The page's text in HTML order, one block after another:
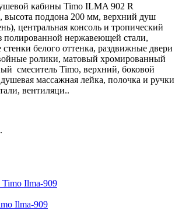
кабины Timo ILMA 902 R
высота поддона 200 мм, верхний душ
центральная консоль и тропический
нержавеющей стали,
стенки белого оттенка, раздвижные двери
ролики, матовый хромированный
смеситель Timo, верхний, боковой
массажная лейка, полочка и ручки
вентиляци..
Ilma-909